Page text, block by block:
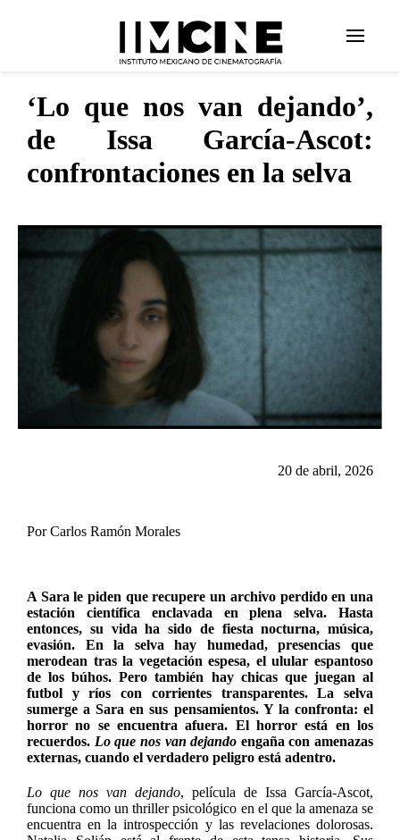
‘Lo que nos van dejando’,
de Issa García-Ascot:
confrontaciones en la selva
20 de abril, 2026
Por Carlos Ramón Morales
A Sara le piden que recupere un archivo perdido en una
estación científica enclavada en plena selva. Hasta
entonces, su vida ha sido de fiesta nocturna, música,
evasión. En la selva hay humedad, presencias que
merodean tras la vegetación espesa, el ulular espantoso
de los búhos. Pero también hay chicas que juegan al
futbol y ríos con corrientes transparentes. La selva
sumerge a Sara en sus pensamientos. Y la confronta: el
horror no se encuentra afuera. El horror está en los
recuerdos. Lo que nos van dejando engaña con amenazas
externas, cuando el verdadero peligro está adentro.
Lo que nos van dejando, película de Issa García-Ascot,
funciona como un thriller psicológico en el que la amenaza se
encuentra en la introspección y las revelaciones dolorosas.